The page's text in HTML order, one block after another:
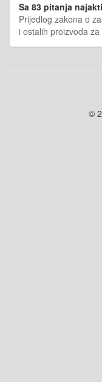
Sa 83 pitanja
Prijedlog zakona o
i ostalih proizvoda
©